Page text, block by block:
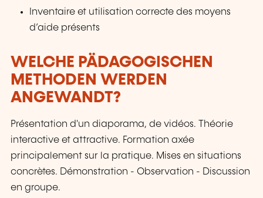
Inventaire et utilisation correcte des moyens
d’aide présents
WELCHE PÄDAGOGISCHEN
METHODEN WERDEN
ANGEWANDT?
Présentation d'un diaporama, de vidéos. Théorie
interactive et attractive. Formation axée
principalement sur la pratique. Mises en situations
concrètes. Démonstration - Observation - Discussion
en groupe.